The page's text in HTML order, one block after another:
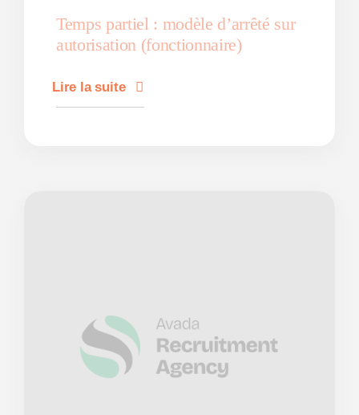
Temps partiel : modèle d’arrêté sur
autorisation (fonctionnaire)
Lire la suite